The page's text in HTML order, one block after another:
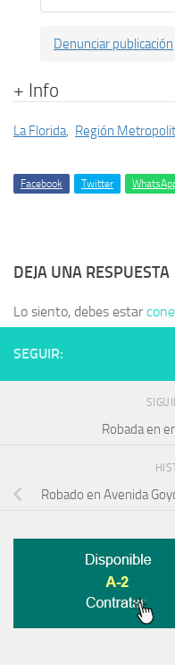
Denunciar publicación
+ Info
La Florida, Región
Facebook Twitter
DEJA UNA RESPUESTA
Lo siento, debes estar
SEGUIR:
Robada en
Robado en Avenida